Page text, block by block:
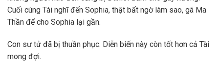
Cuối cùng Tài nghĩ đến Sophia, thật bất ngờ làm sao, gã Ma
Thần để cho Sophia lại gần.
Con sư tử đã bị thuần phục. Diễn biến này còn tốt hơn cả Tài
mong đợi.